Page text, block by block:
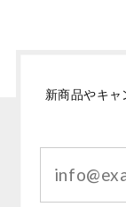
新商品やキ